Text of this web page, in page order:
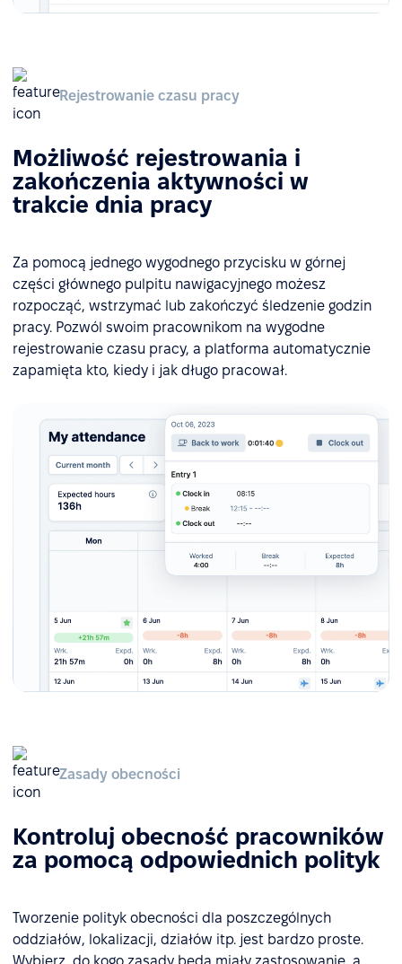
Rejestrowanie czasu pracy
Możliwość rejestrowania i
zakończenia aktywności w
trakcie dnia pracy
Za pomocą jednego wygodnego przycisku w górnej
części głównego pulpitu nawigacyjnego możesz
rozpocząć, wstrzymać lub zakończyć śledzenie godzin
pracy. Pozwól swoim pracownikom na wygodne
rejestrowanie czasu pracy, a platforma automatycznie
zapamięta kto, kiedy i jak długo pracował.
Zasady obecności
Kontroluj obecność pracowników
za pomocą odpowiednich polityk
Tworzenie polityk obecności dla poszczególnych
oddziałów, lokalizacji, działów itp. jest bardzo proste.
Wybierz, do kogo zasady będą miały zastosowanie, a